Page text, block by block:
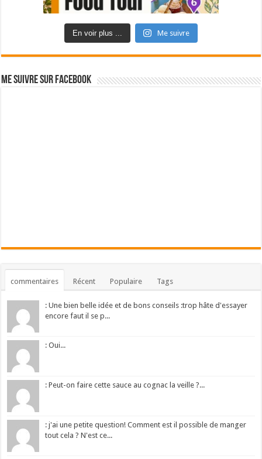
En voir plus ... Me suivre
Me suivre sur Facebook
commentaires Récent Populaire Tags
: Une bien belle idée et de bons conseils :trop hâte d'essayer
encore faut il se p...
: Oui...
: Peut-on faire cette sauce au cognac la veille ?...
: j'ai une petite question! Comment est il possible de manger
tout cela ? N'est ce...